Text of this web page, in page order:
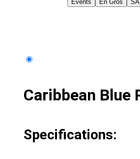
Events En Gros
Caribbean Blue
Specifications: